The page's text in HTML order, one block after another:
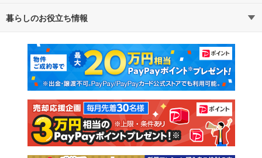
通勤・通学時間から探す
不動産・住宅
新築マンション 中古マンション
新築一戸建て 中古一戸建て
注文住宅 土地
売却査定
暮らしのお役立ち情報
マンションカタログ 教えて！住まいの先生